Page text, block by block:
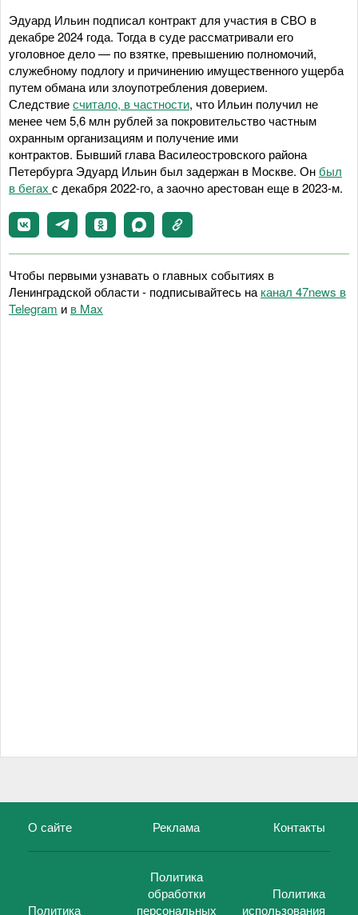
Эдуард Ильин подписал контракт для участия в СВО в
декабре 2024 года. Тогда в суде рассматривали его
уголовное дело — по взятке, превышению полномочий,
служебному подлогу и причинению имущественного ущерба
путем обмана или злоупотребления доверием.
Следствиесчитало, в частности, что Ильин получил не
менее чем 5,6 млн рублей за покровительство частным
охранным организациям и получение ими
контрактов. Бывший глава Василеостровского района
Петербурга Эдуард Ильин был задержан в Москве. Онбыл
в бегах с декабря 2022-го, а заочно арестован еще в 2023-м.
Чтобы первыми узнавать о главных событиях в
Ленинградской области - подписывайтесь на канал 47news в
Telegram и в Maх
О сайте Реклама Контакты
Политика
Политика
обработки
персональных
Политика
использования